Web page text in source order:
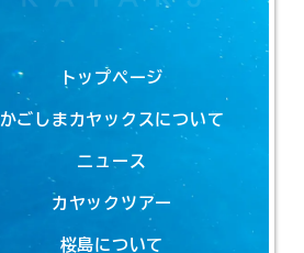
トップページ
かごしまカヤックスについて
ニュース
カヤックツアー
桜島について